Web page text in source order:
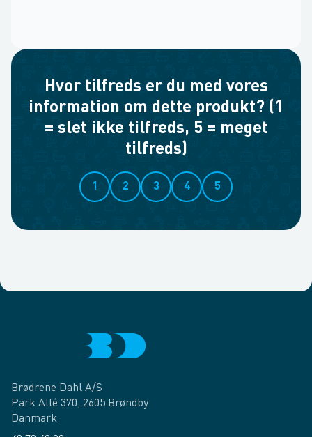
Hvor tilfreds er du med vores
information om dette produkt? (1
= slet ikke tilfreds, 5 = meget
tilfreds)
1 2 3 4 5
Brødrene Dahl A/S
Park Allé 370, 2605 Brøndby
Danmark